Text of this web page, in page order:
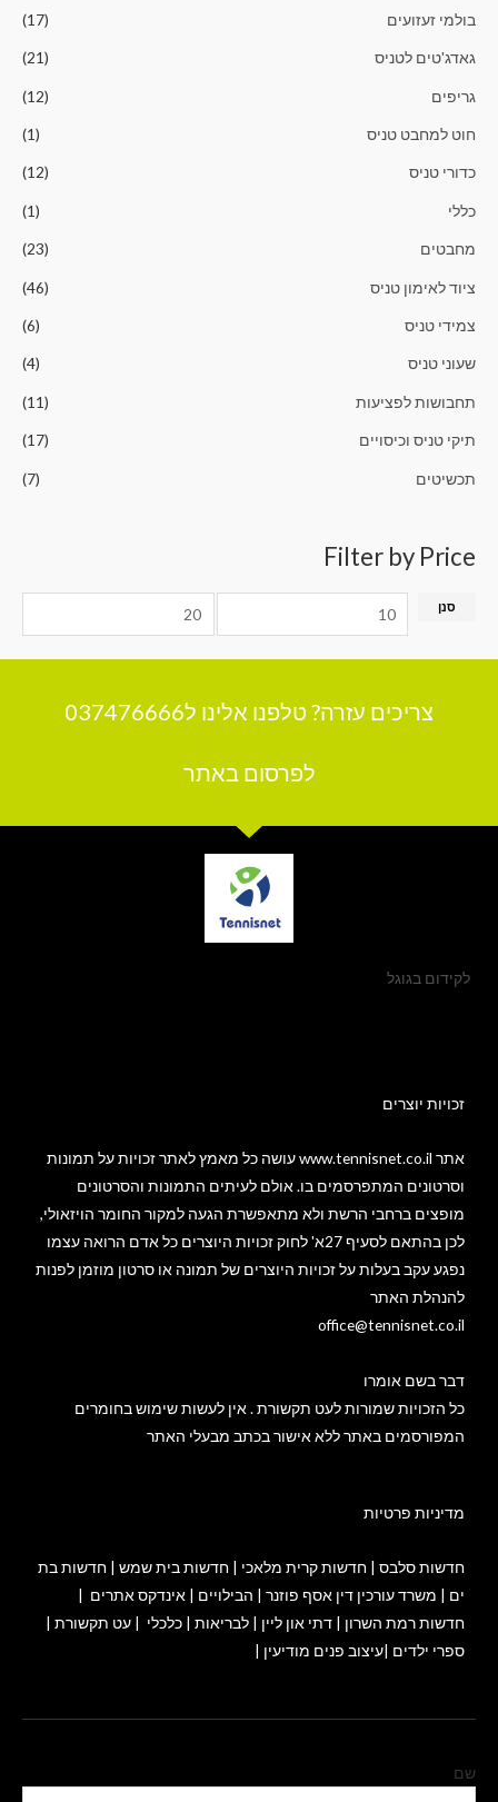
בולמי זעזועים (17)
גאדג'טים לטניס (21)
גריפים (12)
חוט למחבט טניס (1)
כדורי טניס (12)
כללי (1)
מחבטים (23)
ציוד לאימון טניס (46)
צמידי טניס (6)
שעוני טניס (4)
תחבושות לפציעות (11)
תיקי טניס וכיסויים (17)
תכשיטים (7)
Filter by Price
סנן
צריכים עזרה? טלפנו אלינו ל037476666
לפרסום באתר
לקידום בגוגל
זכויות יוצרים​
אתר www.tennisnet.co.il עושה כל מאמץ לאתר זכויות על תמונות
וסרטונים המתפרסמים בו. אולם לעיתים התמונות והסרטונים
מופצים ברחבי הרשת ולא מתאפשרת הגעה למקור החומר הויזאולי,
לכן בהתאם לסעיף 27א' לחוק זכויות היוצרים כל אדם הרואה עצמו
נפגע עקב בעלות על זכויות היוצרים של תמונה או סרטון מוזמן לפנות
להנהלת האתר
office@tennisnet.co.il
דבר בשם אומרו
כל הזכויות שמורות לעט תקשורת . אין לעשות שימוש בחומרים
המפורסמים באתר ללא אישור בכתב מבעלי האתר
מדיניות פרטיות
חדשות סלבס | חדשות קרית מלאכי | חדשות בית שמש | חדשות בת
ים | משרד עורכין דין אסף פוזנר | הבילויים | אינדקס אתרים |
חדשות רמת השרון | דתי און ליין | לבריאות | כלכלי | עט תקשורת |
ספרי ילדים |עיצוב פנים מודיעין |
שם